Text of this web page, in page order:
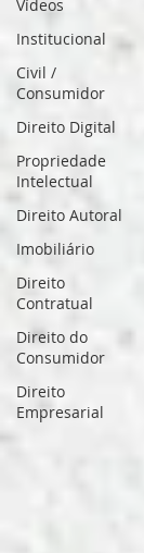
Vídeos
Institucional
Civil /
Consumidor
Direito Digital
Propriedade
Intelectual
Direito Autoral
Imobiliário
Direito
Contratual
Direito do
Consumidor
Direito
Empresarial